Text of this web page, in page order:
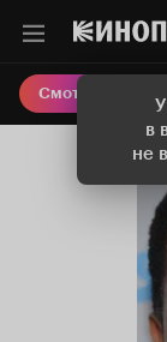
в
не
Смотреть кино